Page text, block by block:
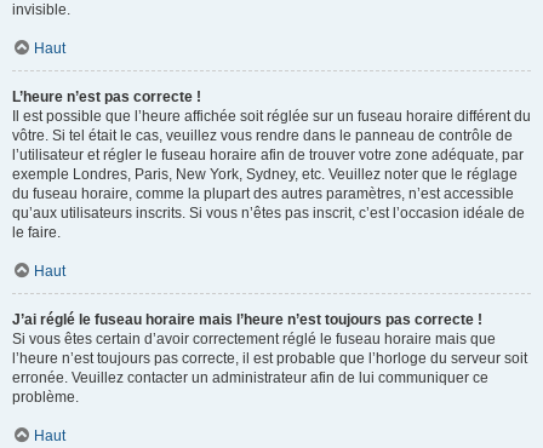
invisible.
Haut
L’heure n’est pas correcte !
Il est possible que l’heure affichée soit réglée sur un fuseau horaire différent du
vôtre. Si tel était le cas, veuillez vous rendre dans le panneau de contrôle de
l’utilisateur et régler le fuseau horaire afin de trouver votre zone adéquate, par
exemple Londres, Paris, New York, Sydney, etc. Veuillez noter que le réglage
du fuseau horaire, comme la plupart des autres paramètres, n’est accessible
qu’aux utilisateurs inscrits. Si vous n’êtes pas inscrit, c’est l’occasion idéale de
le faire.
Haut
J’ai réglé le fuseau horaire mais l’heure n’est toujours pas correcte !
Si vous êtes certain d’avoir correctement réglé le fuseau horaire mais que
l’heure n’est toujours pas correcte, il est probable que l’horloge du serveur soit
erronée. Veuillez contacter un administrateur afin de lui communiquer ce
problème.
Haut